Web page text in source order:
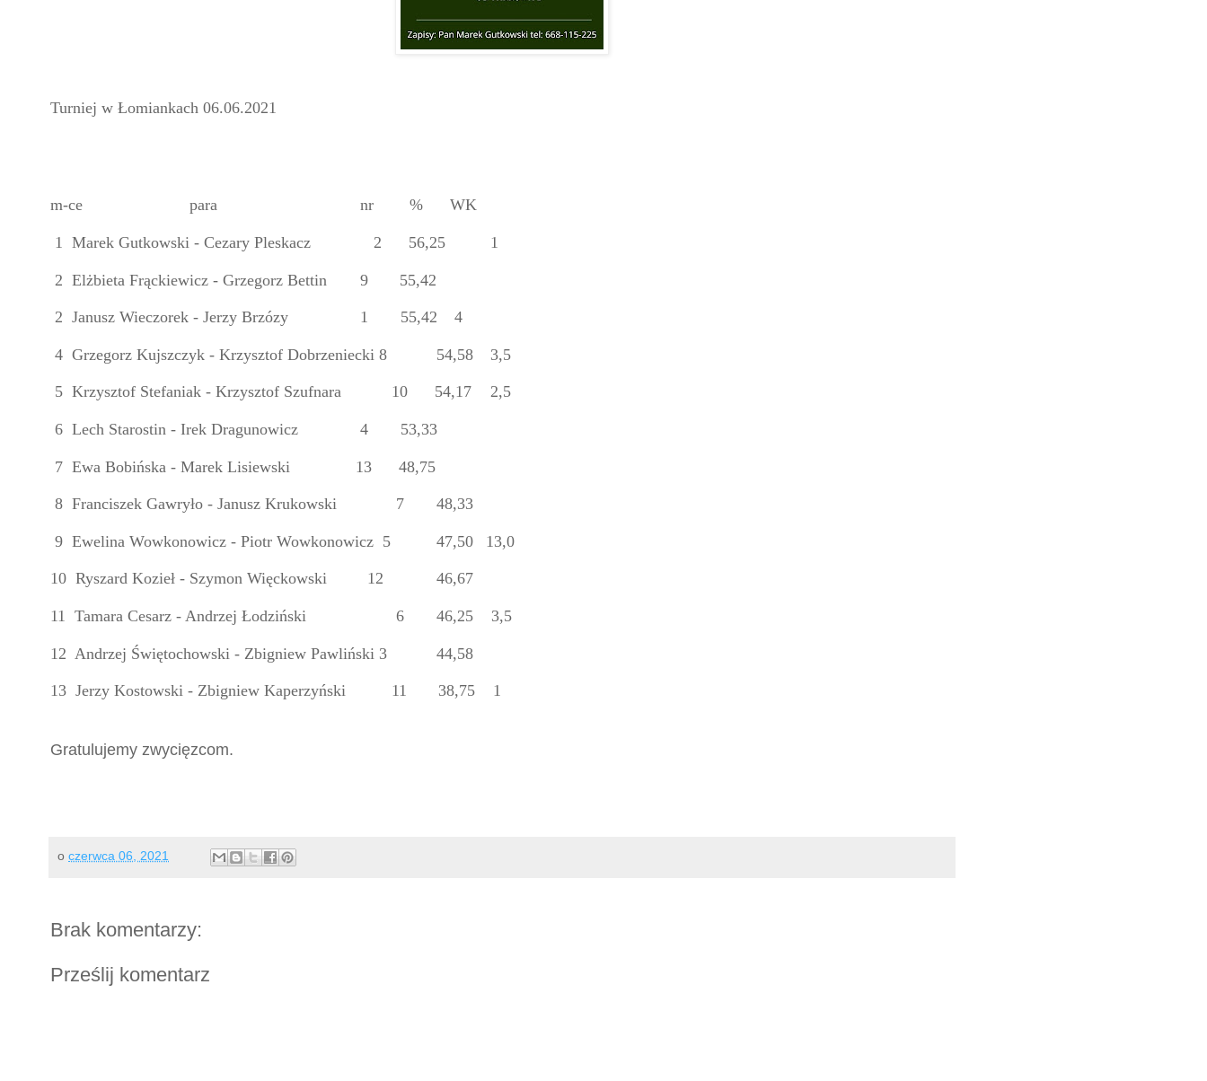
Turniej w Łomiankach 06.06.2021
m-ce para nr % WK
1 Marek Gutkowski - Cezary Pleskacz 2 56,25 1
2 Elżbieta Frąckiewicz - Grzegorz Bettin 9 55,42
2 Janusz Wieczorek - Jerzy Brzózy 1 55,42 4
4 Grzegorz Kujszczyk - Krzysztof Dobrzeniecki 8 54,58 3,5
5 Krzysztof Stefaniak - Krzysztof Szufnara 10 54,17 2,5
6 Lech Starostin - Irek Dragunowicz 4 53,33
7 Ewa Bobińska - Marek Lisiewski 13 48,75
8 Franciszek Gawryło - Janusz Krukowski 7 48,33
9 Ewelina Wowkonowicz - Piotr Wowkonowicz 5 47,50 13,0
10 Ryszard Kozieł - Szymon Więckowski 12 46,67
11 Tamara Cesarz - Andrzej Łodziński 6 46,25 3,5
12 Andrzej Świętochowski - Zbigniew Pawliński 3 44,58
13 Jerzy Kostowski - Zbigniew Kaperzyński 11 38,75 1
Gratulujemy zwycięzcom.
o czerwca 06, 2021
Brak komentarzy:
Prześlij komentarz